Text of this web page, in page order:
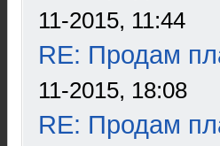
11-2015, 11:44
RE: Продам
11-2015, 18:08
RE: Продам